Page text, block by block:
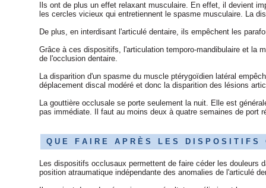
Ils ont de plus un effet relaxant musculaire. En effet, il devient
les cercles vicieux qui entretiennent le spasme musculaire. La
De plus, en interdisant l'articulé dentaire, ils empêchent les
Grâce à ces dispositifs, l'articulation temporo-mandibulaire et la
de l'occlusion dentaire.
La disparition d'un spasme du muscle ptérygoïdien latéral
déplacement discal modéré et donc la disparition des lésions
La gouttière occlusale se porte seulement la nuit. Elle est
pas immédiate. Il faut au moins deux à quatre semaines de port
Q U E F A I R E A P R È S L E S D I S P O S I T I F S
Les dispositifs occlusaux permettent de faire céder les douleurs
position atraumatique indépendante des anomalies de l'articulé